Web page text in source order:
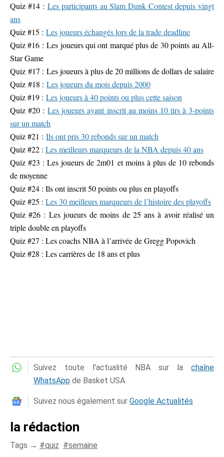
Quiz #14 : Les participants au Slam Dunk Contest depuis vingt
ans
Quiz #15 : Les joueurs échangés lors de la trade deadline
Quiz #16 : Les joueurs qui ont marqué plus de 30 points au All-
Star Game
Quiz #17 : Les joueurs à plus de 20 millions de dollars de salaire
Quiz #18 : Les joueurs du mois depuis 2000
Quiz #19 : Les joueurs à 40 points ou plus cette saison
Quiz #20 :Les joueurs ayant inscrit au moins 10 tirs à 3-points
sur un match
Quiz #21 : Ils ont pris 30 rebonds sur un match
Quiz #22 : Les meilleurs marqueurs de la NBA depuis 40 ans
Quiz #23 : Les joueurs de 2m01 et moins à plus de 10 rebonds
de moyenne
Quiz #24 : Ils ont inscrit 50 points ou plus en playoffs
Quiz #25 : Les 30 meilleurs marqueurs de l’histoire des playoffs
Quiz #26 : Les joueurs de moins de 25 ans à avoir réalisé un
triple double en playoffs
Quiz #27 : Les coachs NBA à l’arrivée de Gregg Popovich
Quiz #28 : Les carrières de 18 ans et plus
Suivez toute l'actualité NBA sur la chaîne
WhatsApp de Basket USA
Suivez nous également sur Google Actualités
la rédaction
Tags → quiz semaine